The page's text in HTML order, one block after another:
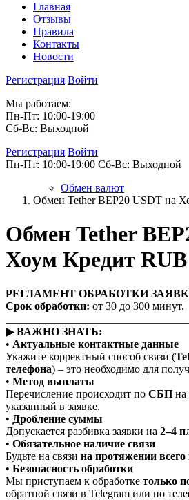
Главная
Отзывы
Правила
Контакты
Новости
Регистрация Войти
Мы работаем:
Пн-Пт: 10:00-19:00
Сб-Вс: Выходной
Регистрация Войти
Пн-Пт: 10:00-19:00 Сб-Вс: Выходной
Обмен валют
Обмен Tether BEP20 USDT на
Обмен Tether
Хоум Кредит RUB
РЕГЛАМЕНТ ОБРАБОТКИ
Срок обработки: от 30 до 300 минут.
▶ ВАЖНО ЗНАТЬ:
• Актуальные контактные данные
Укажите корректный способ связи (
телефона) – это необходимо для
• Метод выплаты
Перечисление происходит по СБП на
указанный в заявке.
• Дробление суммы
Допускается разбивка заявки на 2–4
• Обязательное наличие связи
Будьте на связи на протяжении всего
• Безопасность обработки
Мы приступаем к обработке только
обратной связи в Telegram или по